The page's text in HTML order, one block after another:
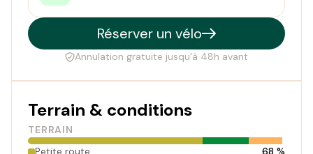
Réserver un vélo
Annulation gratuite jusqu'à 48h avant
Terrain & conditions
TERRAIN
Petite route
68 %